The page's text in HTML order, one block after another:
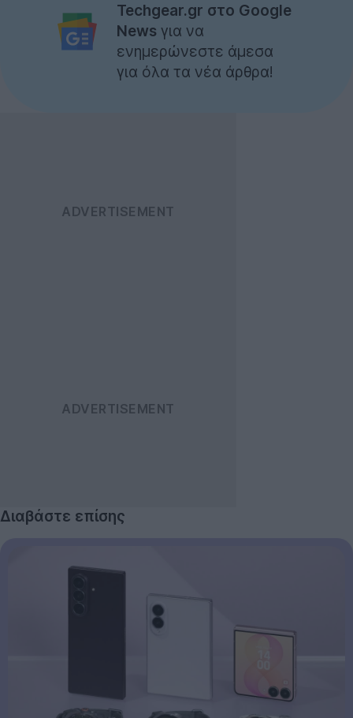
Techgear.gr στο Google
News για να
ενημερώνεστε άμεσα
για όλα τα νέα άρθρα!
Διαβάστε επίσης